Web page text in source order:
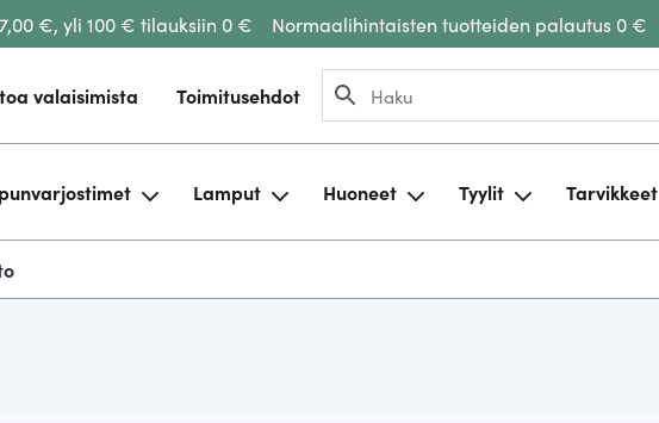
€, yli 100 € tilauksiin 0 € Normaalihintaisten tuotteiden palautus 0 €
valaisimista Toimitusehdot
Lamput Huoneet Tyylit Tarvikkeet